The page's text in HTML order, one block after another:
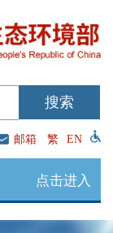
邮箱 繁 EN
点击进入